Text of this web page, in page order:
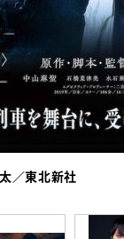
／東北新社